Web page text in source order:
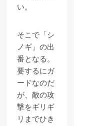
い。
そこで「シ
ノギ」の出
番となる。
要するにガ
ードなのだ
が、敵の攻
撃をギリギ
リまでひき